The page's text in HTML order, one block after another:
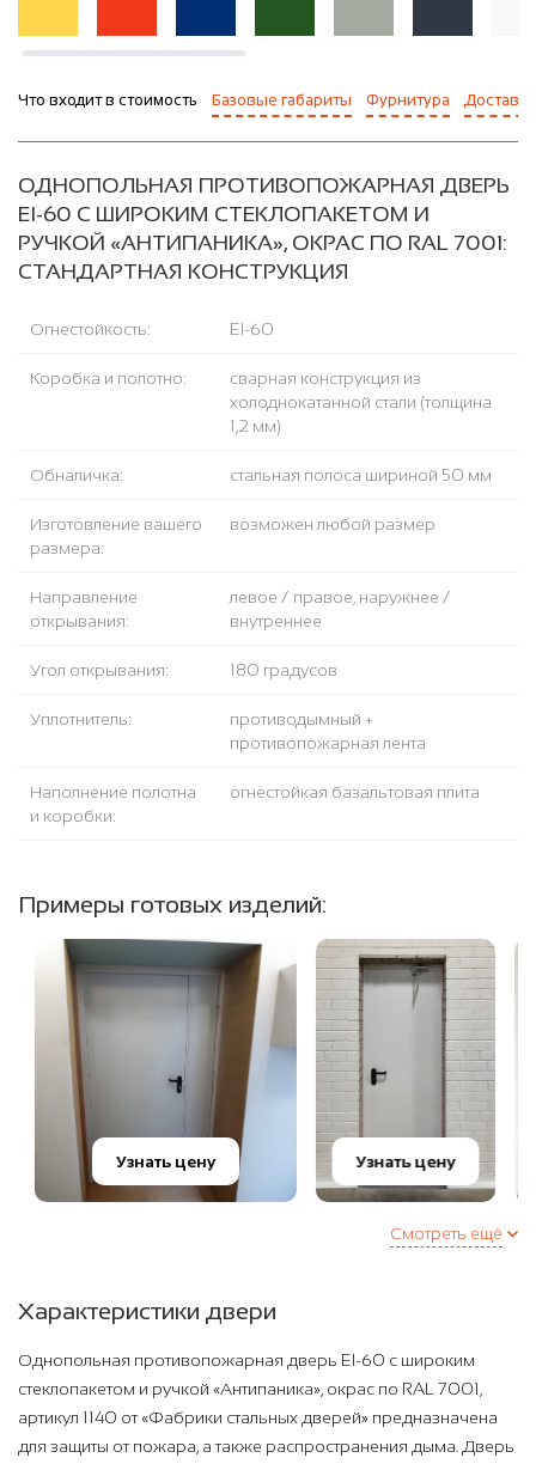
Что входит в стоимость Базовые габариты Фурнитура Доставка
ОДНОПОЛЬНАЯ ПРОТИВОПОЖАРНАЯ ДВЕРЬ
EI-60 С ШИРОКИМ СТЕКЛОПАКЕТОМ И
РУЧКОЙ «АНТИПАНИКА», ОКРАС ПО RAL 7001:
СТАНДАРТНАЯ КОНСТРУКЦИЯ
Огнестойкость: EI-60
Коробка и полотно:
сварная конструкция из
холоднокатанной стали (толщина
1,2 мм)
Обналичка: стальная полоса шириной 50 мм
Изготовление вашего
размера:
возможен любой размер
Направление
открывания:
левое / правое, наружнее /
внутреннее
Угол открывания: 180 градусов
Уплотнитель:
противодымный +
противопожарная лента
Наполнение полотна
и коробки:
огнестойкая базальтовая плита
Примеры готовых изделий:
Узнать цену Узнать цену
Смотреть ещё
Характеристики двери
Однопольная противопожарная дверь EI-60 с широким
стеклопакетом и ручкой «Антипаника», окрас по RAL 7001,
артикул 1140 от «Фабрики стальных дверей» предназначена
для защиты от пожара, а также распространения дыма. Дверь